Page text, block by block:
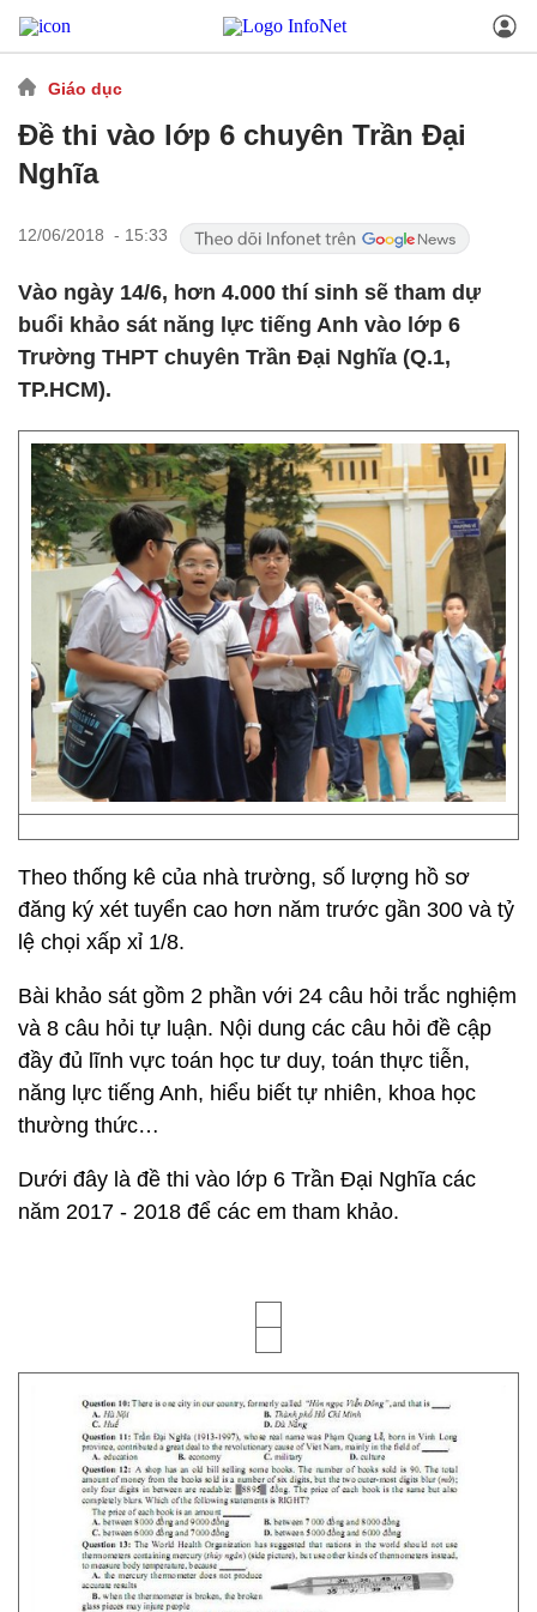
Giáo dục
Đề thi vào lớp 6 chuyên Trần Đại
Nghĩa
12/06/2018 - 15:33
Vào ngày 14/6, hơn 4.000 thí sinh sẽ tham dự
buổi khảo sát năng lực tiếng Anh vào lớp 6
Trường THPT chuyên Trần Đại Nghĩa (Q.1,
TP.HCM).
Theo thống kê của nhà trường, số lượng hồ sơ
đăng ký xét tuyển cao hơn năm trước gần 300 và tỷ
lệ chọi xấp xỉ 1/8.
Bài khảo sát gồm 2 phần với 24 câu hỏi trắc nghiệm
và 8 câu hỏi tự luận. Nội dung các câu hỏi đề cập
đầy đủ lĩnh vực toán học tư duy, toán thực tiễn,
năng lực tiếng Anh, hiểu biết tự nhiên, khoa học
thường thức…
Dưới đây là đề thi vào lớp 6 Trần Đại Nghĩa các
năm 2017 - 2018 để các em tham khảo.